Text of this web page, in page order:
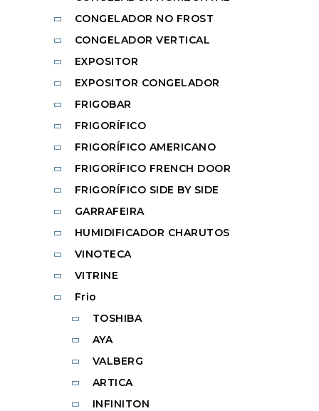
CONGELADOR NO FROST
CONGELADOR VERTICAL
EXPOSITOR
EXPOSITOR CONGELADOR
FRIGOBAR
FRIGORÍFICO
FRIGORÍFICO AMERICANO
FRIGORÍFICO FRENCH DOOR
FRIGORÍFICO SIDE BY SIDE
GARRAFEIRA
HUMIDIFICADOR CHARUTOS
VINOTECA
VITRINE
Frio
TOSHIBA
AYA
VALBERG
ARTICA
INFINITON